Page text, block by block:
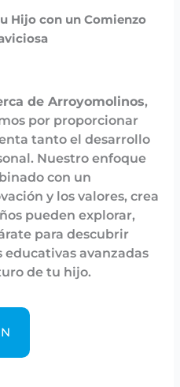
Hijo con un Comienzo
de Arroyomolinos,
por proporcionar
tanto el desarrollo
Nuestro enfoque
con un
y los valores, crea
pueden explorar,
para descubrir
educativas avanzadas
de tu hijo.